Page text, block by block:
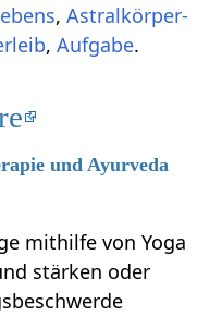
,Astralkörper-
,Aufgabe.
und Ayurveda
mithilfe von Yoga
stärken oder